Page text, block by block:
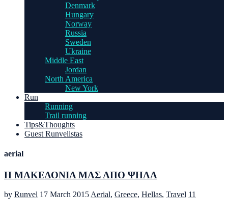
Denmark
Hungary
Norway
Russia
Sweden
Ukraine
Middle East
Jordan
North America
New York
Run
Running
Trail running
Tips&Thoughts
Guest Runvelistas
aerial
Η ΜΑΚΕΔΟΝΙΑ ΜΑΣ ΑΠΟ ΨΗΛΑ
by Runvel 17 March 2015 Aerial, Greece, Hellas, Travel 11